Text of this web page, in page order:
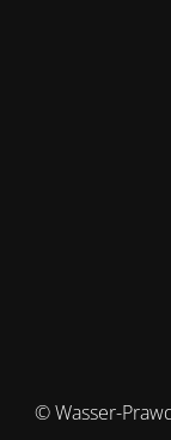
© Wasser-